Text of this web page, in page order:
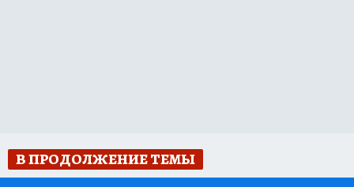
В ПРОДОЛЖЕНИЕ ТЕМЫ